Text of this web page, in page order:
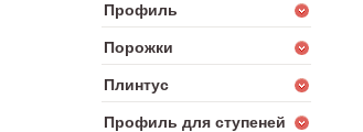
Профиль
Порожки
Плинтус
Профиль для ступеней